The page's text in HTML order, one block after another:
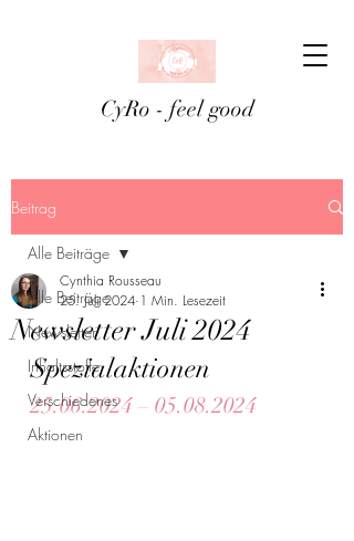
CyRo - feel good
Beitrag
Alle Beiträge
Newsletter
Inhaltsstoffe
Verschiedenes
Aktionen
Alle Beiträge
Newsletter Juli 2024
Cynthia Rousseau
25. Juli 2024 1 Min. Lesezeit
Spezialaktionen
25.06.2024 – 05.08.2024